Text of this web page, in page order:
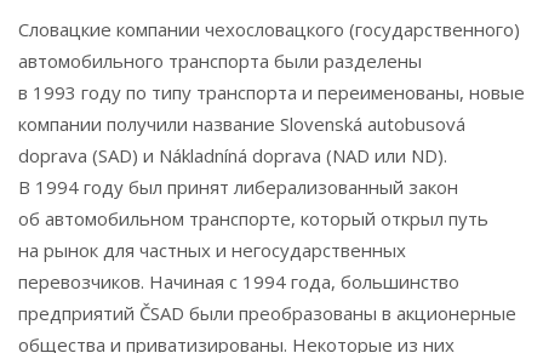
Словацкие компании чехословацкого (государственного)
автомобильного транспорта были разделены
в 1993 году по типу транспорта и переименованы, новые
компании получили название Slovenská autobusová
doprava (SAD) и Nákladníná doprava (NAD или ND).
В 1994 году был принят либерализованный закон
об автомобильном транспорте, который открыл путь
на рынок для частных и негосударственных
перевозчиков. Начиная с 1994 года, большинство
предприятий ČSAD были преобразованы в акционерные
общества и приватизированы. Некоторые из них